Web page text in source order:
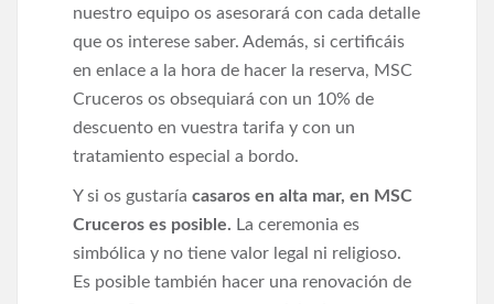
nuestro equipo os asesorará con cada detalle
que os interese saber. Además, si certificáis
en enlace a la hora de hacer la reserva, MSC
Cruceros os obsequiará con un 10% de
descuento en vuestra tarifa y con un
tratamiento especial a bordo.
Y si os gustaría casaros en alta mar, en MSC
Cruceros es posible. La ceremonia es
simbólica y no tiene valor legal ni religioso.
Es posible también hacer una renovación de